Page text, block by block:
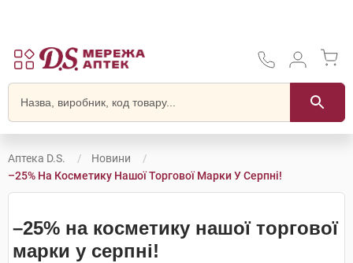
Аптека D.S.
Новини
–25% На Косметику Нашої Торгової Марки У Серпні!
–25% на косметику нашої торгової
марки у серпні!